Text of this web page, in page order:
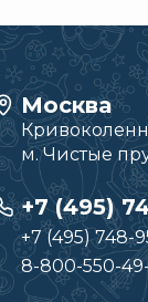
Москва
м. Чистые
+7 (495)
+7 (495) 748-
8-800-550-